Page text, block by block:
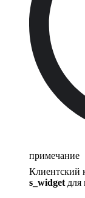
примечание
Клиентский
s_widget для